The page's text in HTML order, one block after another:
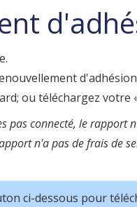
ou téléchargez
pas connecté, le rapport
n'a pas de frais de
ci-dessous pour